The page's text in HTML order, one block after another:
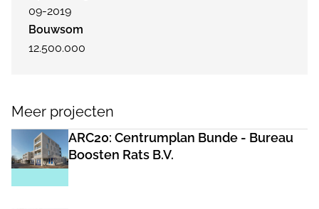
09-2019
Bouwsom
12.500.000
Meer projecten
ARC20: Centrumplan Bunde - Bureau
Boosten Rats B.V.